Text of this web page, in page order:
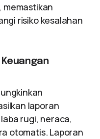
memastikan
risiko kesalahan
laporan
rugi, neraca,
otomatis. Laporan